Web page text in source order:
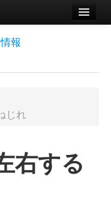
報
じれ
右する